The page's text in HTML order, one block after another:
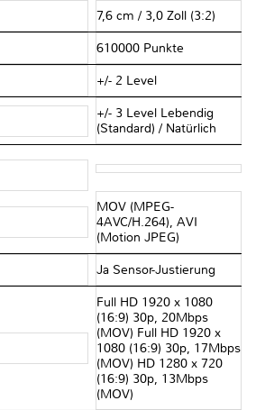
7,6 cm / 3,0 Zoll (3:2)
610000 Punkte
+/- 2 Level
+/- 3 Level Lebendig
(Standard) / Natürlich
MOV (MPEG-
4AVC/H.264), AVI
(Motion JPEG)
Ja Sensor-Justierung
Full HD 1920 x 1080
(16:9) 30p, 20Mbps
(MOV) Full HD 1920 x
1080 (16:9) 30p, 17Mbps
(MOV) HD 1280 x 720
(16:9) 30p, 13Mbps
(MOV)